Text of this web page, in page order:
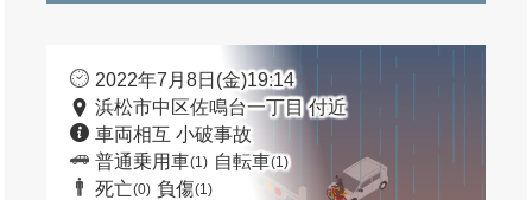
2022年7月8日(金)19:14
浜松市中区佐鳴台一丁目 付近
車両相互 小破事故
普通乗用車(1) 自転車(1)
死亡(0) 負傷(1)